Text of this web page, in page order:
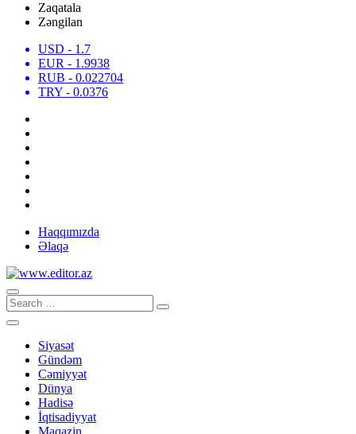
Zaqatala
Zəngilan
USD - 1.7
EUR - 1.9938
RUB - 0.022704
TRY - 0.0376
Haqqımızda
Əlaqə
Siyasət
Gündəm
Cəmiyyət
Dünya
Hadisə
İqtisadiyyat
Maqazin